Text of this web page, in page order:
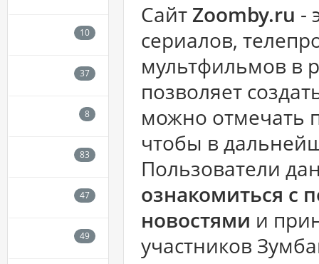
Сайт Zoomby.ru -
сериалов,
мультфильмов в
позволяет
можно отмечать
чтобы в
Пользователи
ознакомиться с
новостями и
участников